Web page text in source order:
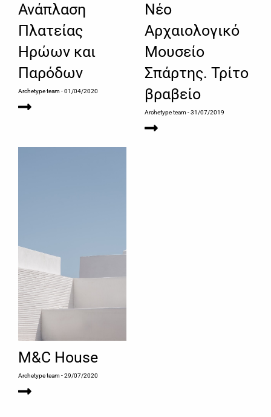
Ανάπλαση
Πλατείας
Ηρώων και
Παρόδων
Archetype team- 01/04/2020
Νέο
Αρχαιολογικό
Μουσείο
Σπάρτης. Τρίτο
βραβείο
Archetype team- 31/07/2019
M&C House
Archetype team- 29/07/2020